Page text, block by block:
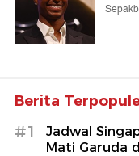
Berita
#1
Jadwal
Mati Garuda